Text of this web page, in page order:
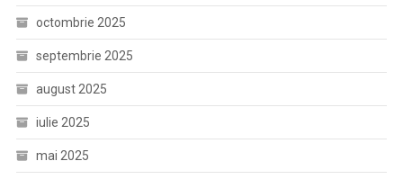
octombrie 2025
septembrie 2025
august 2025
iulie 2025
mai 2025